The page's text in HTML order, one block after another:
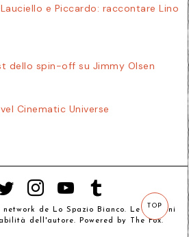
e Piccardo: raccontare Lino
dello spin-off su Jimmy Olsen
Cinematic Universe
de Lo Spazio Bianco. Le opinioni
dell'autore. Powered by
The Fox.
TOP